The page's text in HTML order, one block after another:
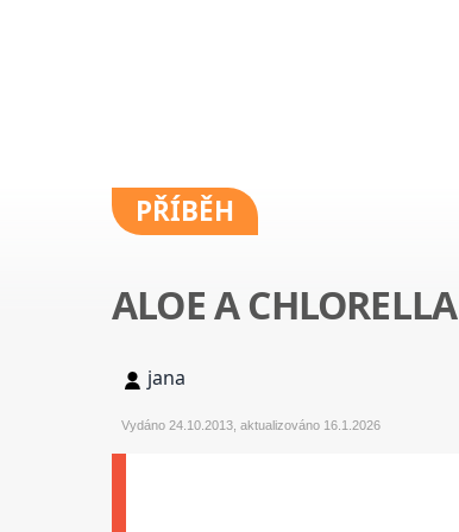
PŘÍBĚH
ALOE A CHLORELLA
jana
Vydáno 24.10.2013, aktualizováno 16.1.2026